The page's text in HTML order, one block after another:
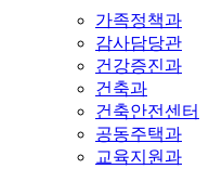
가족정책과
감사담당관
건강증진과
건축과
건축안전센터
공동주택과
교육지원과